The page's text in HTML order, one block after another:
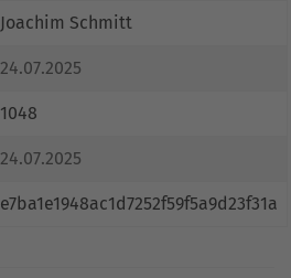
Joachim Schmitt
24.07.2025
1048
24.07.2025
e7ba1e1948ac1d7252f59f5a9d23f31a